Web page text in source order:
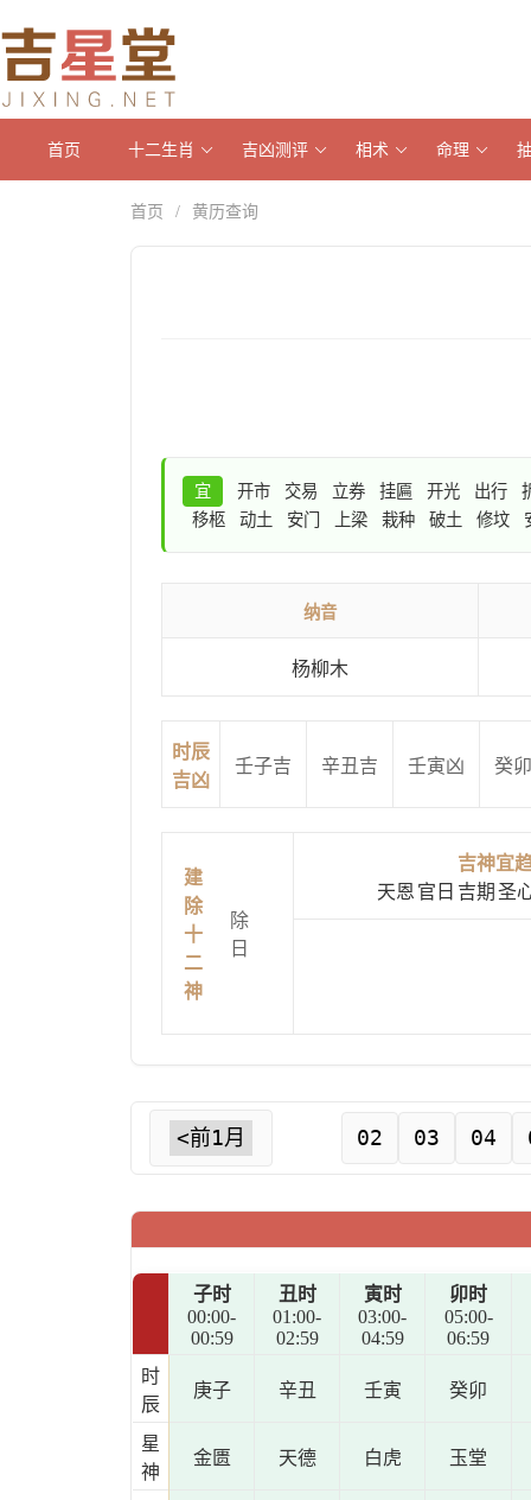
首页 十二生肖 吉凶测评 相术 命理
首页 / 黄历查询
宜 开市 交易 立券 挂匾 开光 出行
移柩
动土 安门 上梁 栽种 破土 修坟
纳音
杨柳木
时辰
吉凶
壬子吉 辛丑吉 壬寅凶 癸
建
除
十
二
神
除
日
吉神宜
天恩 官日 吉期 圣
<前1月 02 03 04
子时
00:00-
00:59
丑时
01:00-
02:59
寅时
03:00-
04:59
卯时
05:00-
06:59
时
辰
庚子 辛丑 壬寅 癸卯
星
神
金匮 天德 白虎 玉堂